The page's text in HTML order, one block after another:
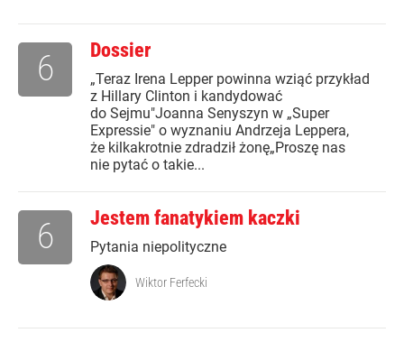
Dossier
„Teraz Irena Lepper powinna wziąć przykład
z Hillary Clinton i kandydować
do Sejmu"Joanna Senyszyn w „Super
Expressie" o wyznaniu Andrzeja Leppera,
że kilkakrotnie zdradził żonę„Proszę nas
nie pytać o takie...
6
Jestem fanatykiem kaczki
Pytania niepolityczne
6
Wiktor Ferfecki